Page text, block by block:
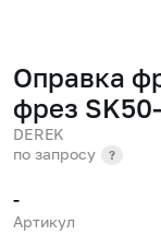
Оправка
фрез
DEREK
по запросу
?
-
Артикул